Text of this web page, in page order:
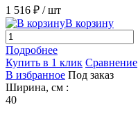
1 516 ₽ / шт
В корзину
Подробнее
Купить в 1 клик Сравнение
В избранное Под заказ
Ширина, см :
40